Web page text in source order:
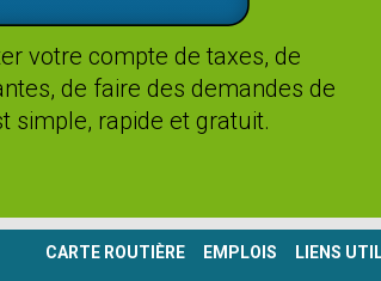
votre compte de taxes, de
de faire des demandes de
simple, rapide et gratuit.
CARTE ROUTIÈRE EMPLOIS LIENS